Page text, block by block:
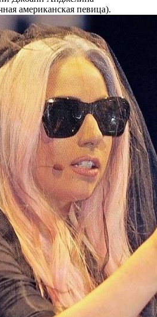
американская певица).